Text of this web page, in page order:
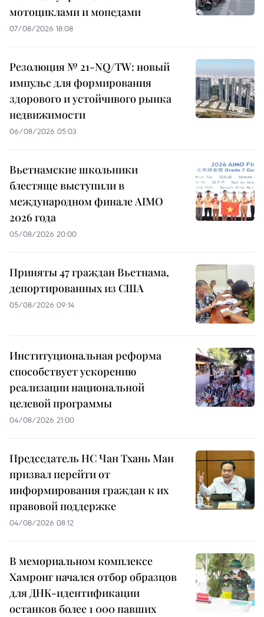
мотоциклами и мопедами
07/08/2026 18:08
Резолюция № 21-NQ/TW: новый
импульс для формирования
здорового и устойчивого рынка
недвижимости
06/08/2026 05:03
Вьетнамские школьники
блестяще выступили в
международном финале AIMO
2026 года
05/08/2026 20:00
Приняты 47 граждан Вьетнама,
депортированных из США
05/08/2026 09:14
Институциональная реформа
способствует ускорению
реализации национальной
целевой программы
04/08/2026 21:00
Председатель НС Чан Тхань Ман
призвал перейти от
информирования граждан к их
правовой поддержке
04/08/2026 08:12
В мемориальном комплексе
Хамронг начался отбор образцов
для ДНК-идентификации
останков более 1 000 павших